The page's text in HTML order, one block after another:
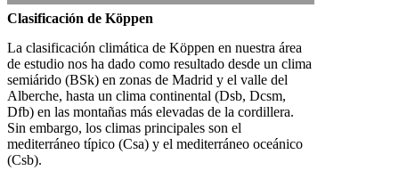
Clasificación de Köppen
La clasificación climática de Köppen en nuestra área
de estudio nos ha dado como resultado desde un clima
semiárido (BSk) en zonas de Madrid y el valle del
Alberche, hasta un clima continental (Dsb, Dcsm,
Dfb) en las montañas más elevadas de la cordillera.
Sin embargo, los climas principales son el
mediterráneo típico (Csa) y el mediterráneo oceánico
(Csb).